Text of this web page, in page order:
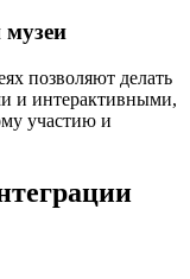
позволяют делать
и интерактивными,
участию и